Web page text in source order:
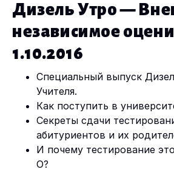
Дизель Утро —
независимое
1.10.2016
Специальный выпуск
Учителя.
Как поступить в
Секреты сдачи
абитуриентов и их
И почему тестирование
О?